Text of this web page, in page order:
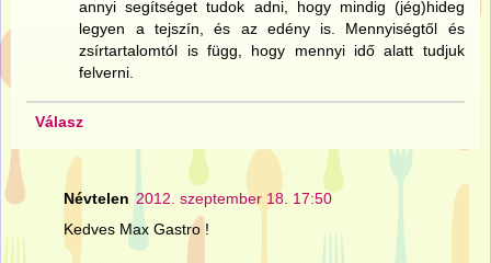
annyi segítséget tudok adni, hogy mindig (jég)hideg
legyen a tejszín, és az edény is. Mennyiségtől és
zsírtartalomtól is függ, hogy mennyi idő alatt tudjuk
felverni.
Válasz
Névtelen 2012. szeptember 18. 17:50
Kedves Max Gastro !